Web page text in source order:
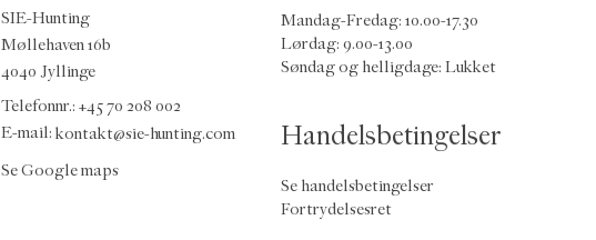
SIE-Hunting
Møllehaven 16b
4040 Jyllinge
Telefonnr.: +45 70 208 002
E-mail: kontakt@sie-hunting.com
Se Google maps
Mandag-Fredag: 10.00-17.30
Lørdag: 9.00-13.00
Søndag og helligdage: Lukket
Handelsbetingelser
Se handelsbetingelser
Fortrydelsesret